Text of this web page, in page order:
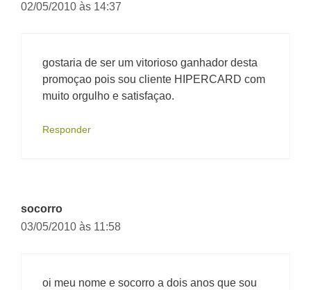
02/05/2010 às 14:37
gostaria de ser um vitorioso ganhador desta
promoçao pois sou cliente HIPERCARD com
muito orgulho e satisfaçao.
Responder
socorro
03/05/2010 às 11:58
oi meu nome e socorro a dois anos que sou